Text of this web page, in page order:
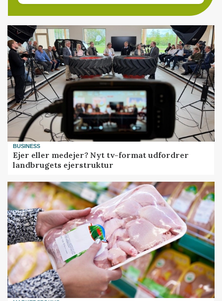
BUSINESS
Ejer eller medejer? Nyt tv-format udfordrer
landbrugets ejerstruktur